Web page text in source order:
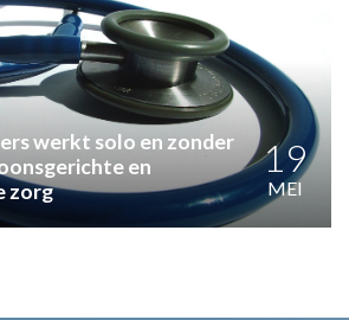
VAKHANDEL
werkt solo en zonder
en
zorg
19
MEI